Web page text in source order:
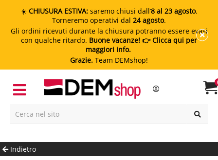
☀️ CHIUSURA ESTIVA: saremo chiusi dall’8 al 23 agosto.
Torneremo operativi dal 24 agosto.
Gli ordini ricevuti durante la chiusura potranno essere evasi
con qualche ritardo. Buone vacanze! 👉 Clicca qui per
maggiori info.
Grazie. Team DEMshop!
Indietro